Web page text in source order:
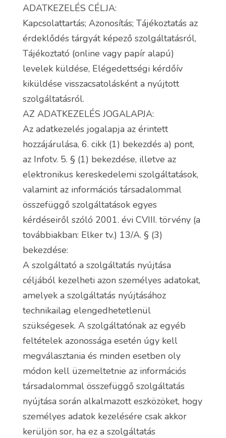
ADATKEZELÉS CÉLJA:
Kapcsolattartás; Azonosítás; Tájékoztatás az
érdeklődés tárgyát képező szolgáltatásról,
Tájékoztató (online vagy papír alapú)
levelek küldése, Elégedettségi kérdőív
kiküldése visszacsatolásként a nyújtott
szolgáltatásról.
AZ ADATKEZELÉS JOGALAPJA:
Az adatkezelés jogalapja az érintett
hozzájárulása, 6. cikk (1) bekezdés a) pont,
az Infotv. 5. § (1) bekezdése, illetve az
elektronikus kereskedelemi szolgáltatások,
valamint az információs társadalommal
összefüggő szolgáltatások egyes
kérdéseiről szóló 2001. évi CVIII. törvény (a
továbbiakban: Elker tv.) 13/A. § (3)
bekezdése:
A szolgáltató a szolgáltatás nyújtása
céljából kezelheti azon személyes adatokat,
amelyek a szolgáltatás nyújtásához
technikailag elengedhetetlenül
szükségesek. A szolgáltatónak az egyéb
feltételek azonossága esetén úgy kell
megválasztania és minden esetben oly
módon kell üzemeltetnie az információs
társadalommal összefüggő szolgáltatás
nyújtása során alkalmazott eszközöket, hogy
személyes adatok kezelésére csak akkor
kerüljön sor, ha ez a szolgáltatás